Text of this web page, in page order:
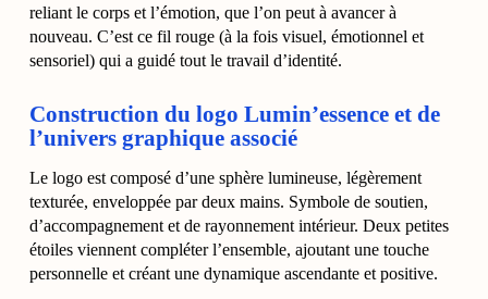
reliant le corps et l’émotion, que l’on peut à avancer à
nouveau. C’est ce fil rouge (à la fois visuel, émotionnel et
sensoriel) qui a guidé tout le travail d’identité.
Construction du logo Lumin’essence et de
l’univers graphique associé
Le logo est composé d’une sphère lumineuse, légèrement
texturée, enveloppée par deux mains. Symbole de soutien,
d’accompagnement et de rayonnement intérieur. Deux petites
étoiles viennent compléter l’ensemble, ajoutant une touche
personnelle et créant une dynamique ascendante et positive.